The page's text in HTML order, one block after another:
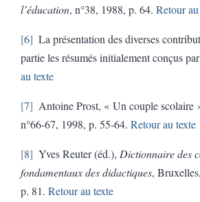
l’éducation, n°38, 1988, p. 64. Retour
6
La présentation des diverses
partie les résumés initialement conçus
au texte
7 Antoine Prost, « Un couple scolaire
n°66-67, 1998, p. 55-64. Retour au texte
8 Yves Reuter (éd.), Dictionnaire des
fondamentaux des didactiques,
p. 81. Retour au texte